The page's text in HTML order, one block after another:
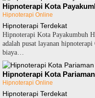
Hipnoterapi Kota
Hipnoterapi Online
Hipnoterapi Terdekat
Hipnoterapi Kota Payakumbuh
adalah pusat layanan
biaya…
Hipnoterapi Kota Pariaman
Hipnoterapi Online
Hipnoterapi Terdekat